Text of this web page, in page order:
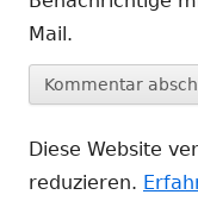
Mail.
Diese Website
reduzieren.